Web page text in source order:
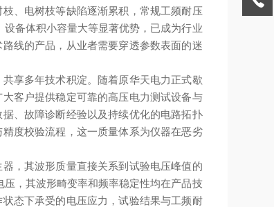
、电树枝等缺陷逐渐累积，常规工频耐压
备体积小容量大等显著优势，已成为行业
线的产品，从业者需要穿透参数表面的迷
享多年技术积淀。随着原华天电力正式歇
客户提供稳定可靠的高压电力测试设备与
、故障诊断经验以及持续优化的电路拓扑
度校验流程，这一质量体系为仪器在恶劣
，其波形质量直接关系到试验电压峰值的
，其波形畸变率和频率稳定性均在产品技
态下承受的电压应力，试验结果与工频耐